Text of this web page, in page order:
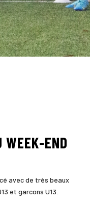
WEEK-END
avec de très beaux
et garcons U13.